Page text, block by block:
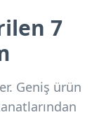
7
Geniş ürün